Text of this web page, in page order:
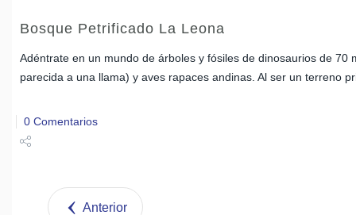
Bosque Petrificado La Leona
Adéntrate en un mundo de árboles y fósiles de dinosaurios de
parecida a una llama) y aves rapaces andinas. Al ser un terreno
0 Comentarios
Tweet
Anterior